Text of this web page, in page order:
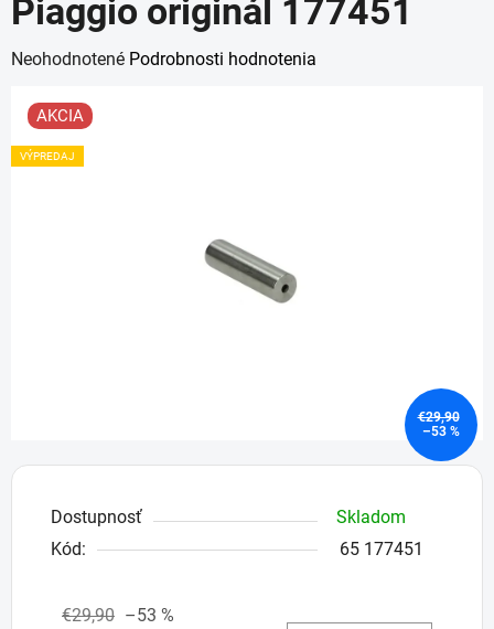
Dostupnosť
Skladom
Kód:
65 177451
€29,90 –53 %
Piaggio originál 177451
Priemerné
produktu
je
Neohodnotené Podrobnosti hodnotenia
AKCIA
VÝPREDAJ
€29,90
–53 %